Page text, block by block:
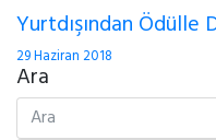
Yurtdışından
29 Haziran 2018
Ara